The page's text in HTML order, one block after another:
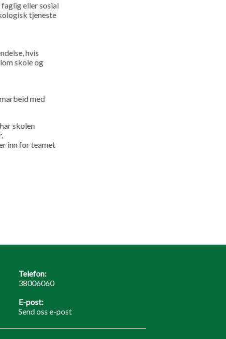
eller sosial
tjeneste
hvis
skole og
med
skolen
inn for teamet
Telefon:
38006060
E-post:
Send oss e-post